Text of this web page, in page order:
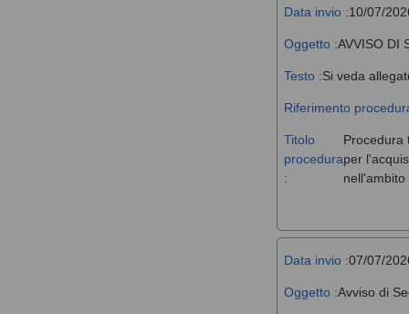
Data invio :10/07/
Oggetto :AVVISO DI
Testo :Si veda
Riferimento
Titolo
procedura
:
Procedura
per
Data invio :07/07/
Oggetto :Avviso di